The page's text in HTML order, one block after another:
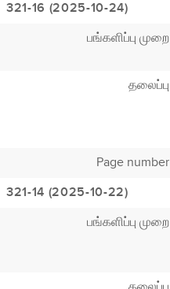
321-16 (2025-10-24)
பங்களிப்பு முறை
தலைப்பு
Page number
321-14 (2025-10-22)
பங்களிப்பு முறை